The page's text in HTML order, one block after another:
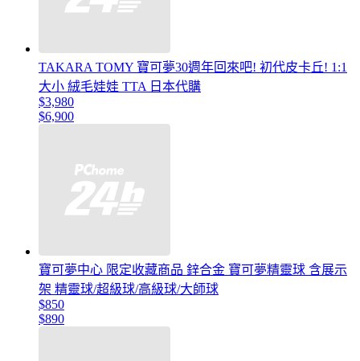
TAKARA TOMY 寶可夢30週年回來吧! 初代皮卡丘! 1:1
大小 絨毛娃娃 TTA 日本代購
$3,980
$6,900
寶可夢中心 限定收藏商品 鋅合金 寶可夢精靈球 含展示
架 精靈球/超級球/高級球/大師球
$850
$890